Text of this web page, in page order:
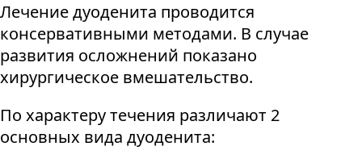
Лечение дуоденита проводится
консервативными методами. В случае
развития осложнений показано
хирургическое вмешательство.
По характеру течения различают 2
основных вида дуоденита: